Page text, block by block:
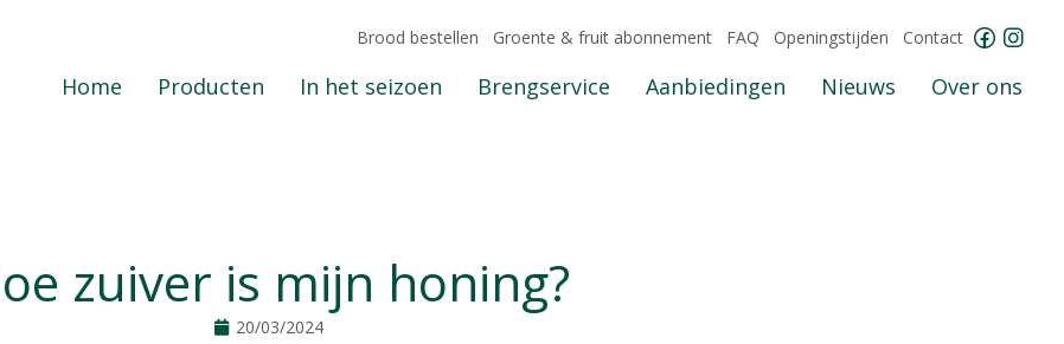
Brood bestellen Groente & fruit abonnement FAQ Openingstijden Contact
Home Producten In het seizoen Brengservice Aanbiedingen Nieuws Over ons
zuiver is mijn honing?
20/03/2024